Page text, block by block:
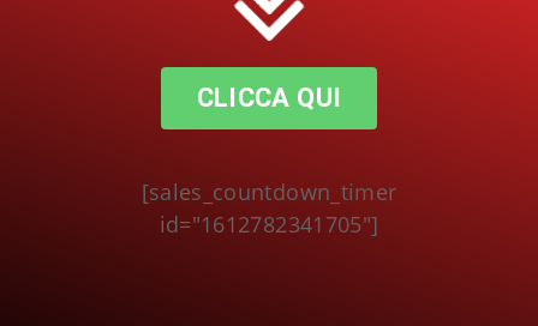
CLICCA QUI
[sales_countdown_timer
id="1612782341705"]